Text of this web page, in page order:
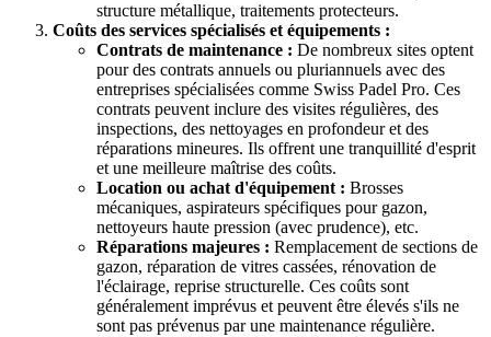
structure métallique, traitements protecteurs.
Coûts des services spécialisés et équipements :
Contrats de maintenance : De nombreux sites optent
pour des contrats annuels ou pluriannuels avec des
entreprises spécialisées comme Swiss Padel Pro. Ces
contrats peuvent inclure des visites régulières, des
inspections, des nettoyages en profondeur et des
réparations mineures. Ils offrent une tranquillité d'esprit
et une meilleure maîtrise des coûts.
Location ou achat d'équipement : Brosses
mécaniques, aspirateurs spécifiques pour gazon,
nettoyeurs haute pression (avec prudence), etc.
Réparations majeures : Remplacement de sections de
gazon, réparation de vitres cassées, rénovation de
l'éclairage, reprise structurelle. Ces coûts sont
généralement imprévus et peuvent être élevés s'ils ne
sont pas prévenus par une maintenance régulière.